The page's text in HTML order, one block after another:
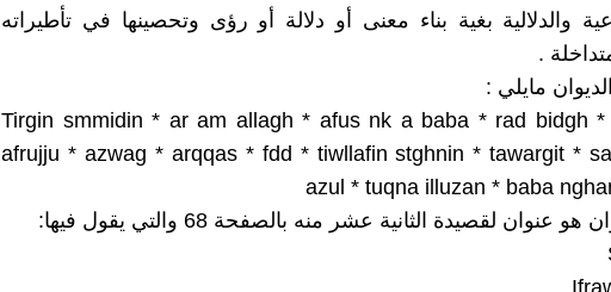
والدلالية بغية بناء معنى أو دلالة أو رؤى وتحصينها في تأطيراته
.
مايلي :
Tirgin smmidin * ar am allagh * afus nk a baba * rad bidgh *
afrujju * azwag * arqqas * fdd * tiwllafin stghnin * tawargit *
azul * tuqna illuzan * baba
عنوان لقصيدة الثانية عشر منه بالصفحة 68 والتي يقول فيها: